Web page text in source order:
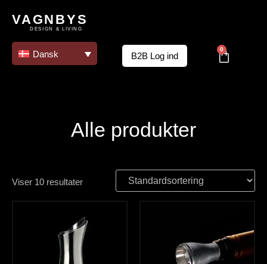
VAGNBYS
DESIGN & LIVING
Dansk B2B Log ind
0
Alle produkter
Viser 10 resultater